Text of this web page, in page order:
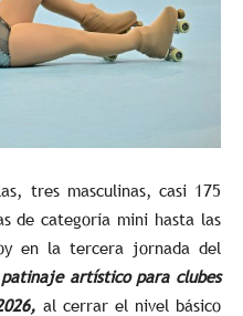
tres masculinas, casi 175
de categoría mini hasta las
en la tercera jornada del
artístico para clubes
al cerrar el nivel básico